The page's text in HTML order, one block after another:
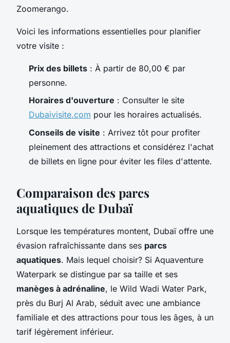
Zoomerango.
Voici les informations essentielles pour planifier
votre visite :
Prix des billets : À partir de 80,00 € par
personne.
Horaires d'ouverture : Consulter le site
Dubaivisite.com pour les horaires actualisés.
Conseils de visite : Arrivez tôt pour profiter
pleinement des attractions et considérez l'achat
de billets en ligne pour éviter les files d'attente.
Comparaison des parcs
aquatiques de Dubaï
Lorsque les températures montent, Dubaï offre une
évasion rafraîchissante dans ses parcs
aquatiques. Mais lequel choisir? Si Aquaventure
Waterpark se distingue par sa taille et ses
manèges à adrénaline, le Wild Wadi Water Park,
près du Burj Al Arab, séduit avec une ambiance
familiale et des attractions pour tous les âges, à un
tarif légèrement inférieur.